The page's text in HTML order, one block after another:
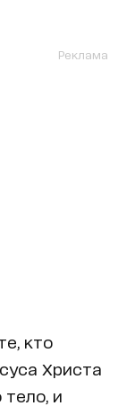
Реклама
кто
Христа
и